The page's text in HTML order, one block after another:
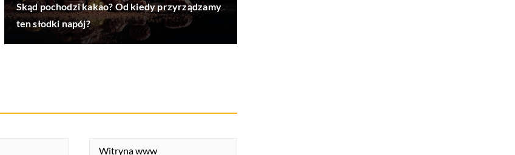
Skąd pochodzi kakao? Od kiedy przyrządzamy
ten słodki napój?